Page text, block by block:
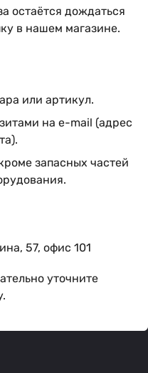
остаётся дождаться
в нашем магазине.
или артикул.
на e-mail (адрес
запасных частей
57, офис 101
уточните